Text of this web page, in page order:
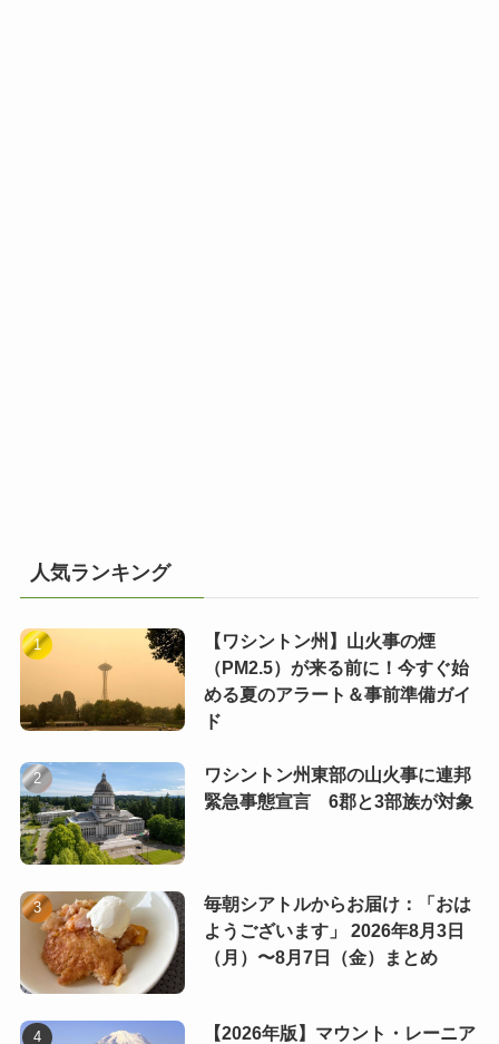
人気ランキング
【ワシントン州】山火事の煙
（PM2.5）が来る前に！今すぐ始
める夏のアラート＆事前準備ガイ
ド
ワシントン州東部の山火事に連邦
緊急事態宣言 6郡と3部族が対象
毎朝シアトルからお届け：「おは
ようございます」 2026年8月3日
（月）〜8月7日（金）まとめ
【2026年版】マウント・レーニア